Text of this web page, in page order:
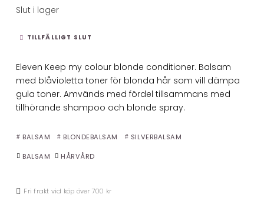
Slut i lager
TILLFÄLLIGT SLUT
Eleven Keep my colour blonde conditioner. Balsam
med blåvioletta toner för blonda hår som vill dämpa
gula toner. Amvänds med fördel tillsammans med
tillhörande shampoo och blonde spray.
BALSAM BLONDEBALSAM SILVERBALSAM
BALSAM HÅRVÅRD
Fri frakt vid köp över 700 kr